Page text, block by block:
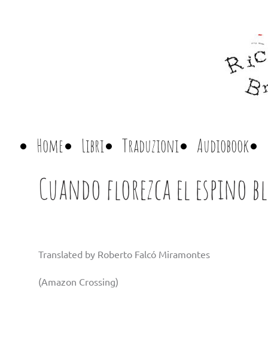
Home Libri Traduzioni Audiobook
Cuando florezca el espino
Translated by Roberto Falcó Miramontes
(Amazon Crossing)